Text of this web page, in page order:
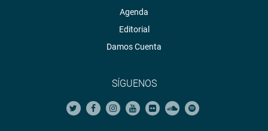
Agenda
Editorial
Damos Cuenta
SÍGUENOS